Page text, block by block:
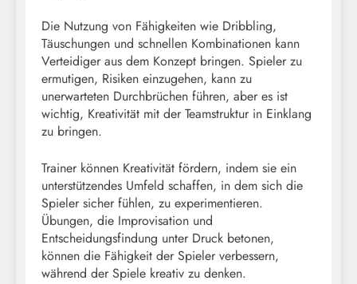
Die Nutzung von Fähigkeiten wie Dribbling,
Täuschungen und schnellen Kombinationen kann
Verteidiger aus dem Konzept bringen. Spieler zu
ermutigen, Risiken einzugehen, kann zu
unerwarteten Durchbrüchen führen, aber es ist
wichtig, Kreativität mit der Teamstruktur in Einklang
zu bringen.
Trainer können Kreativität fördern, indem sie ein
unterstützendes Umfeld schaffen, in dem sich die
Spieler sicher fühlen, zu experimentieren.
Übungen, die Improvisation und
Entscheidungsfindung unter Druck betonen,
können die Fähigkeit der Spieler verbessern,
während der Spiele kreativ zu denken.